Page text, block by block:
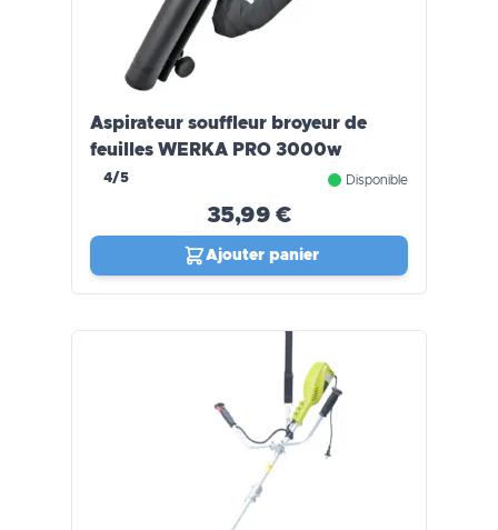
Aspirateur souffleur broyeur de
feuilles WERKA PRO 3000w
4/5 Disponible
35,99 €
Ajouter panier